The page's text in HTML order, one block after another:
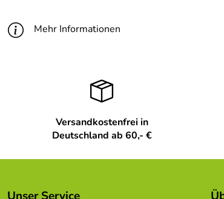
Mehr Informationen
Versandkostenfrei in
Deutschland ab 60,- €